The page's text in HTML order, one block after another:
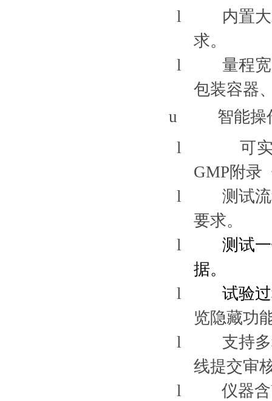
l
内置
求。
l
量程
包装容器
u
智能操
l
可
GMP附录
l
测试
要求。
l
测试
据。
l
试验
览隐藏功
l
支持
线提交审
l
仪器